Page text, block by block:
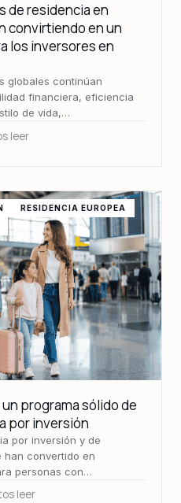
de residencia en
convirtiendo en un
los inversores en
globales continúan
financiera, eficiencia
de vida,…
leer
RESIDENCIA EUROPEA
programa sólido de
por inversión
por inversión y de
han convertido en
personas con…
leer